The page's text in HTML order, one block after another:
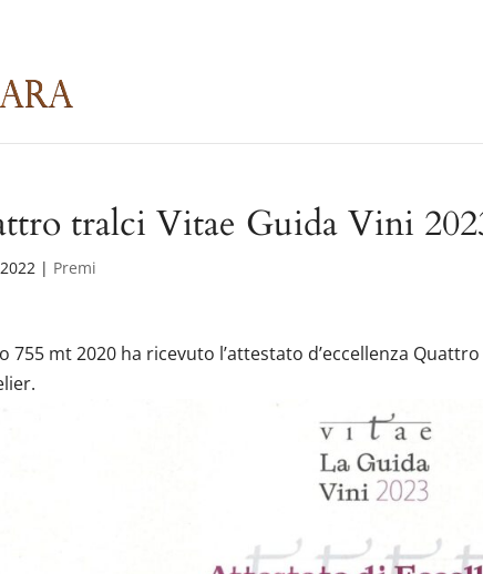
tralci Vitae Guida Vini
| Premi
755 mt 2020 ha ricevuto l’attestato d’eccellenza